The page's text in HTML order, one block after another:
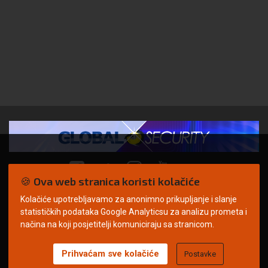
© Copyright 2026. | ARILEO
🍪 Ova web stranica koristi kolačiće
Kolačiće upotrebljavamo za anonimno prikupljanje i slanje
statističkih podataka Google Analyticsu za analizu prometa i
načina na koji posjetitelji komuniciraju sa stranicom.
Prihvaćam sve kolačiće Postavke